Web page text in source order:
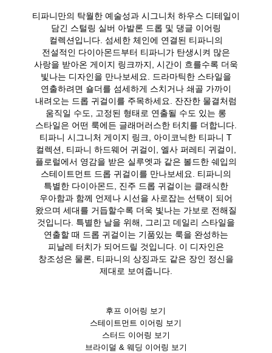
티파니만의 탁월한 예술성과 시그니처 하우스 디테일이
담긴 스털링 실버 아발론 드롭 및 댕글 이어링
컬렉션입니다. 섬세한 체인에 연결된 티파니의
전설적인 다이아몬드부터 티파니가 탄생시켜 많은
사랑을 받아온 게이지 링크까지, 시간이 흐를수록 더욱
빛나는 디자인을 만나보세요. 드라마틱한 스타일을
연출하려면 숄더를 섬세하게 스치거나 쇄골 가까이
내려오는 드롭 귀걸이를 주목하세요. 잔잔한 물결처럼
움직일 수도, 고정된 형태로 연출될 수도 있는 롱
스타일은 어떤 룩에든 글래머러스한 터치를 더합니다.
티파니 시그니처 게이지 링크, 아이코닉한 티파니 T
컬렉션, 티파니 하드웨어 귀걸이, 엘사 퍼레티 귀걸이,
플로럴에서 영감을 받은 실루엣과 같은 볼드한 쉐입의
스테이트먼트 드롭 귀걸이를 만나보세요. 티파니의
특별한 다이아몬드, 진주 드롭 귀걸이는 클래식한
우아함과 함께 언제나 시선을 사로잡는 선택이 되어
왔으며 세대를 거듭할수록 더욱 빛나는 가보로 전해질
것입니다. 특별한 날을 위해, 그리고 데일리 스타일을
연출할 때 드롭 귀걸이는 기품있는 룩을 완성하는
피날레 터치가 되어드릴 것입니다. 이 디자인은
창조성은 물론, 티파니의 상징과도 같은 장인 정신을
제대로 보여줍니다.
후프 이어링 보기
스테이트먼트 이어링 보기
스터드 이어링 보기
브라이덜 & 웨딩 이어링 보기